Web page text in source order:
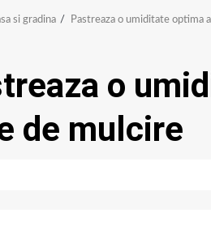
si gradina Pastreaza o umiditate optima
o
de mulcire